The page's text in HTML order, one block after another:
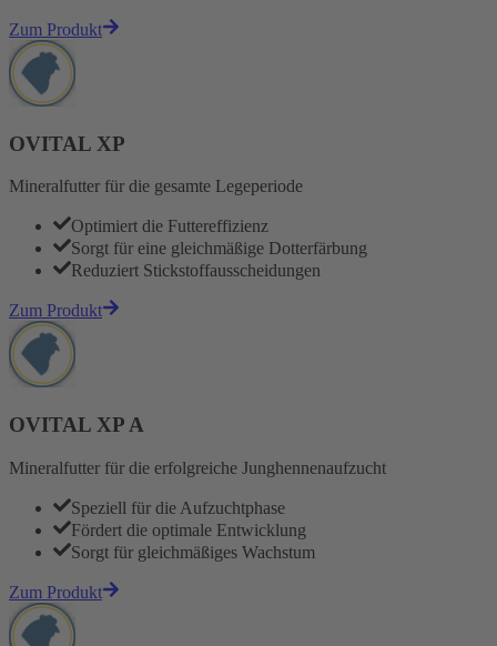
Zum Produkt
OVITAL XP
Mineralfutter für die gesamte Legeperiode
Optimiert die Futtereffizienz
Sorgt für eine gleichmäßige Dotterfärbung
Reduziert Stickstoffausscheidungen
Zum Produkt
OVITAL XP A
Mineralfutter für die erfolgreiche Junghennenaufzucht
Speziell für die Aufzuchtphase
Fördert die optimale Entwicklung
Sorgt für gleichmäßiges Wachstum
Zum Produkt